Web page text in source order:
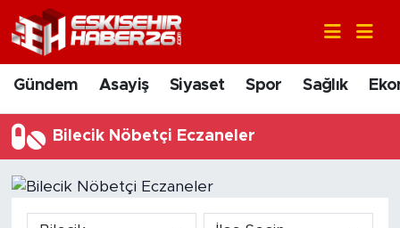
Gündem Asayiş Siyaset Spor Sağlık
Bilecik Nöbetçi Eczaneler
Gündem
Asayiş
Siyaset
Nöbetçi Eczaneler
Hava Durumu
Trafik Durumu